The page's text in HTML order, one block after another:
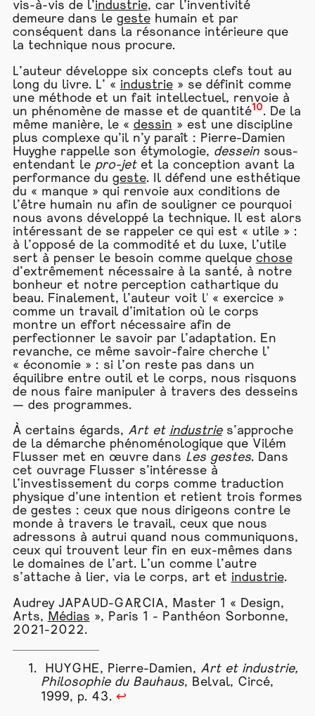
vis-à-vis de l’industrie, car l’inventivité
demeure dans le gestehumain et par
conséquent dans la résonance intérieure que
la technique nous procure.
L’auteur développe six concepts clefs tout au
long du livre. L’ « industrie» se définit comme
une méthode et un fait intellectuel, renvoie à
un phénomène de masse et de quantité10. De la
même manière, le « dessin » est une discipline
plus complexe qu’il n’y paraît : Pierre-Damien
Huyghe rappelle son étymologie, desseinsous-
entendant le pro-jetet la conception avant la
performance du geste. Il défend une esthétique
du « manque » qui renvoie aux conditions de
l’être humain nu afin de souligner ce pourquoi
nous avons développé la technique. Il est alors
intéressant de se rappeler ce qui est « utile » :
à l’opposé de la commodité et du luxe, l’utile
sert à penser le besoin comme quelque chose
d’extrêmement nécessaire à la santé, à notre
bonheur et notre perception cathartique du
beau. Finalement, l’auteur voit l' « exercice »
comme un travail d’imitation où le corps
montre un effort nécessaire afin de
perfectionner le savoir par l’adaptation. En
revanche, ce même savoir-faire cherche l’
« économie » : si l’on reste pas dans un
équilibre entre outil et le corps, nous risquons
de nous faire manipuler à travers des desseins
— des programmes.
À certains égards, Art et industries’approche
de la démarche phénoménologique que Vilém
Flusser met en œuvre dans Les gestes. Dans
cet ouvrage Flusser s’intéresse à
l’investissement du corps comme traduction
physique d’une intention et retient trois formes
de gestes : ceux que nous dirigeons contre le
monde à travers le travail, ceux que nous
adressons à autrui quand nous communiquons,
ceux qui trouvent leur fin en eux-mêmes dans
le domaines de l’art. L’un comme l’autre
s’attache à lier, via le corps, art et industrie.
Audrey JAPAUD-GARCIA, Master 1 « Design,
Arts, Médias », Paris 1 - Panthéon Sorbonne,
2021-2022.
HUYGHE, Pierre-Damien, Art et industrie,
Philosophie du Bauhaus, Belval, Circé,
1999, p. 43. ↩